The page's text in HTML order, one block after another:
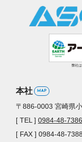
弊社
本社 MAP
〒886-0003 宮崎県
[ TEL ] 0984-48-7386
[ FAX ] 0984-48-7388